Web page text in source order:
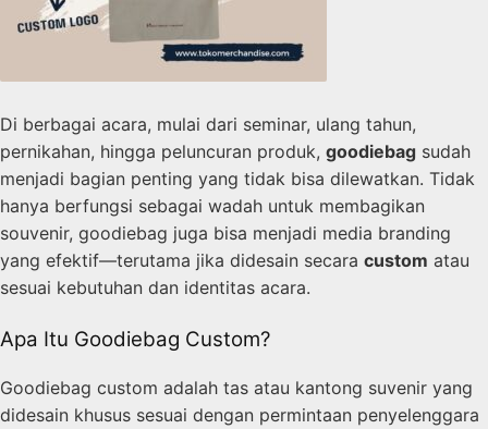
Di berbagai acara, mulai dari seminar, ulang tahun,
pernikahan, hingga peluncuran produk, goodiebag sudah
menjadi bagian penting yang tidak bisa dilewatkan. Tidak
hanya berfungsi sebagai wadah untuk membagikan
souvenir, goodiebag juga bisa menjadi media branding
yang efektif—terutama jika didesain secara custom atau
sesuai kebutuhan dan identitas acara.
Apa Itu Goodiebag Custom?
Goodiebag custom adalah tas atau kantong suvenir yang
didesain khusus sesuai dengan permintaan penyelenggara